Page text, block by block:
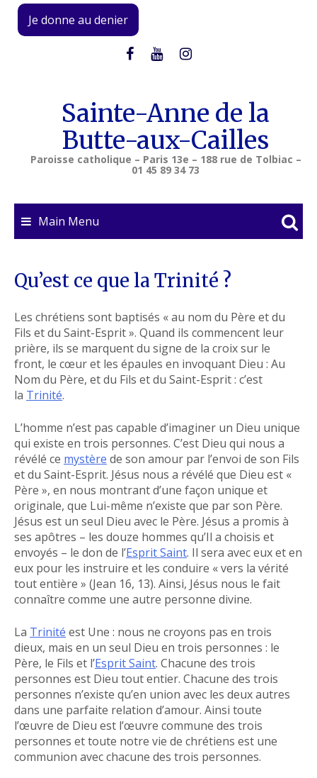
Skip
content
Je donne au denier
Sainte-Anne de la
Butte-aux-Cailles
Paroisse catholique – Paris 13e – 188 rue de Tolbiac –
01 45 89 34 73
Main Menu
Qu’est ce que la Trinité ?
Les chrétiens sont baptisés « au nom du Père et du
Fils et du Saint-Esprit ». Quand ils commencent leur
prière, ils se marquent du signe de la croix sur le
front, le cœur et les épaules en invoquant Dieu : Au
Nom du Père, et du Fils et du Saint-Esprit : c’est
la Trinité.
L’homme n’est pas capable d’imaginer un Dieu unique
qui existe en trois personnes. C’est Dieu qui nous a
révélé ce mystère de son amour par l’envoi de son Fils
et du Saint-Esprit. Jésus nous a révélé que Dieu est «
Père », en nous montrant d’une façon unique et
originale, que Lui-même n’existe que par son Père.
Jésus est un seul Dieu avec le Père. Jésus a promis à
ses apôtres – les douze hommes qu’Il a choisis et
envoyés – le don de l’Esprit Saint. Il sera avec eux et en
eux pour les instruire et les conduire « vers la vérité
tout entière » (Jean 16, 13). Ainsi, Jésus nous le fait
connaître comme une autre personne divine.
La Trinité est Une : nous ne croyons pas en trois
dieux, mais en un seul Dieu en trois personnes : le
Père, le Fils et l’Esprit Saint. Chacune des trois
personnes est Dieu tout entier. Chacune des trois
personnes n’existe qu’en union avec les deux autres
dans une parfaite relation d’amour. Ainsi toute
l’œuvre de Dieu est l’œuvre commune des trois
personnes et toute notre vie de chrétiens est une
communion avec chacune des trois personnes.